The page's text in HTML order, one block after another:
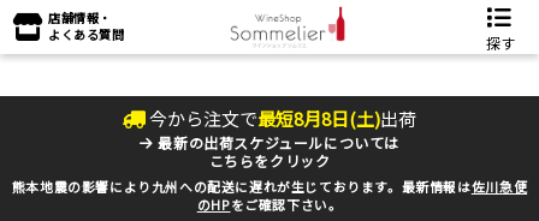
店舗情報・
よくある質問
探す
今から注文で最短8月8日(土)出荷
最新の出荷スケジュールについては
こちらをクリック
熊本地震の影響により九州への配送に遅れが生じております。最新情報は佐川急便
のHPをご確認下さい。